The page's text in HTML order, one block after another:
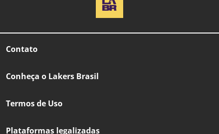
Contato
Conheça o Lakers Brasil
Termos de Uso
Plataformas legalizadas